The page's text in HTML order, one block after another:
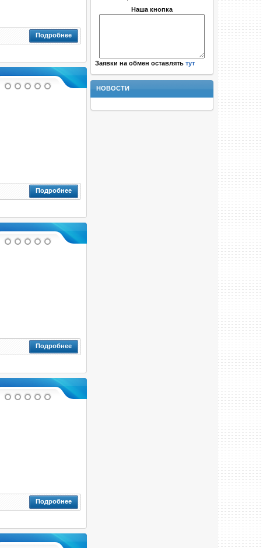
Подробнее
Подробнее
Подробнее
Подробнее
Наша кнопка
Заявки на обмен оставлять тут
НОВОСТИ